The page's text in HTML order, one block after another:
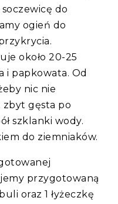
do
ogień do
około 20-25
i papkowata. Od
nic nie
zbyt gęsta po
szklanki wody.
do ziemniaków.
przygotowaną
oraz 1 łyżeczkę